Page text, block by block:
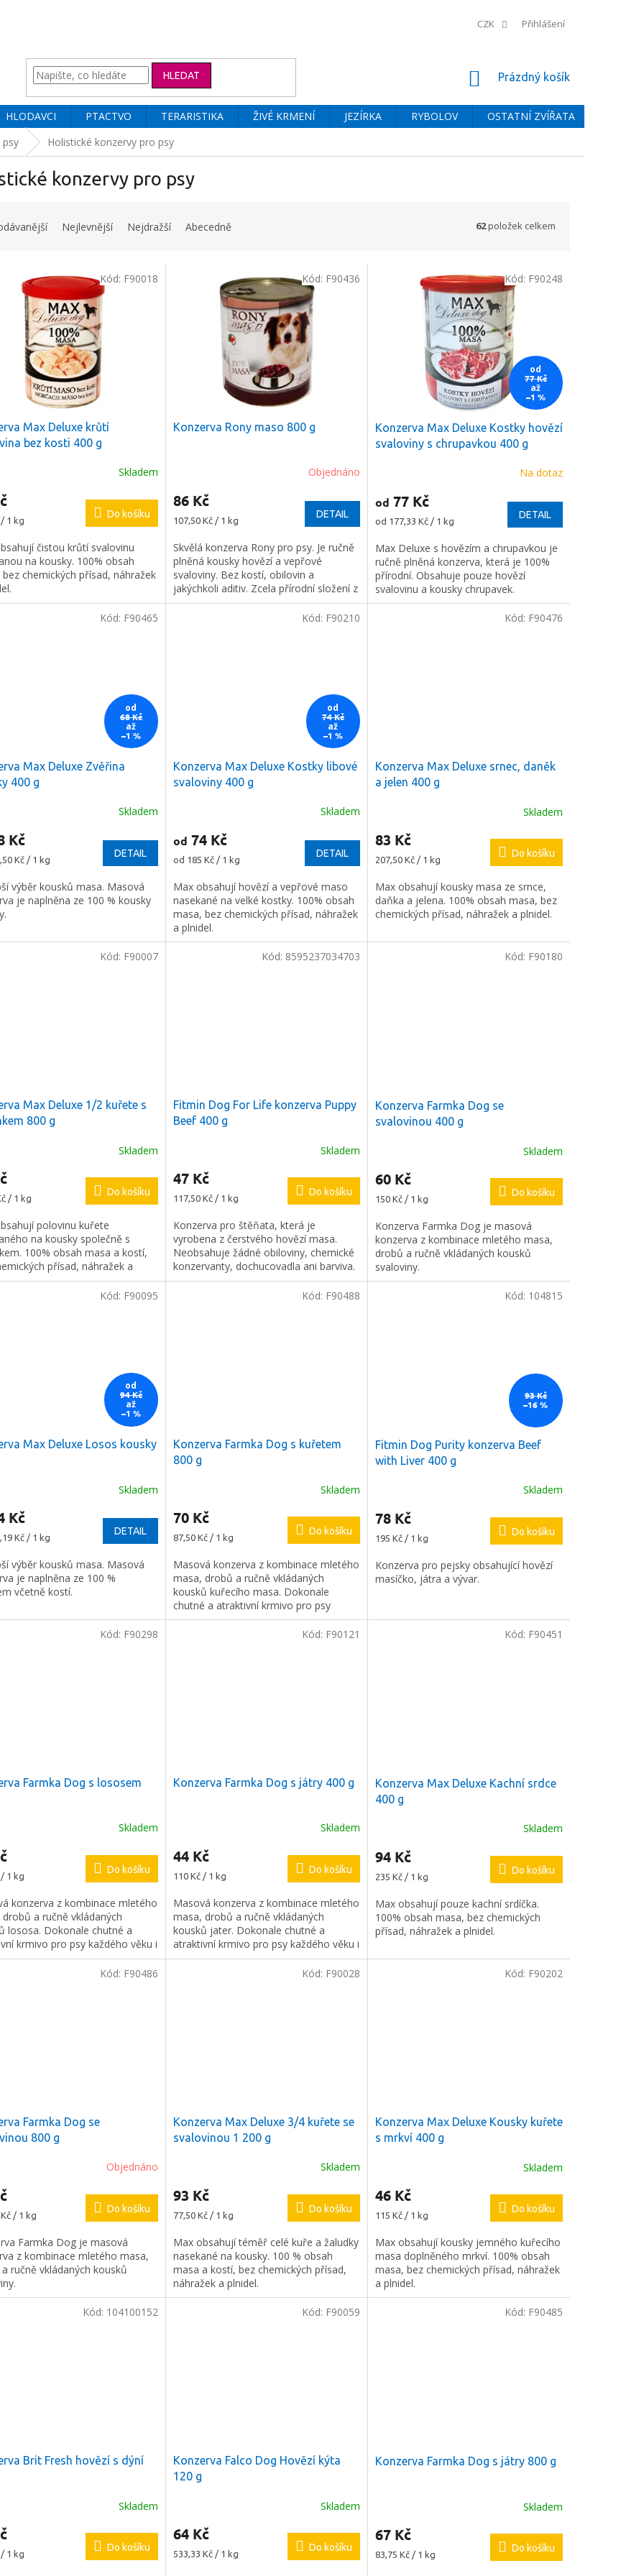
CZK Přihlášení
HLEDAT
NÁKUPNÍ
Prázdný košík
HLODAVCI PTACTVO TERARISTIKA ŽIVÉ KRMENÍ JEZÍRKA RYBOLOV OSTATNÍ ZVÍŘATA
psy Holistické konzervy pro psy
konzervy pro psy
Nejlevnější Nejdražší Abecedně 62položek celkem
Max Deluxe krůtí
bez kosti 400 g
Skladem
/ 1 kg
Do košíku
čistou krůtí svalovinu
na kousky. 100% obsah
chemických přísad, náhražek
Kód: F90018
Konzerva Rony maso 800 g
Objednáno
86 Kč
Měrná
107,50 Kč / 1 kg
DETAIL
Skvělá konzerva Rony pro psy. Je ručně
plněná kousky hovězí a vepřové
svaloviny. Bez kostí, obilovin a
jakýchkoli aditiv. Zcela přírodní složení z
prvotřídního masa a jeho vývaru.
Kód: F90436
od
77 Kč
až
–1 %
Konzerva Max Deluxe Kostky hovězí
svaloviny s chrupavkou 400 g
Na dotaz
od 77 Kč
Měrná
od 177,33 Kč / 1 kg
DETAIL
Max Deluxe s hovězím a chrupavkou je
ručně plněná konzerva, která je 100%
přírodní. Obsahuje pouze hovězí
svalovinu a kousky chrupavek.
Kód: F90248
od
68 Kč
až
–1 %
Max Deluxe Zvěřina
400 g
Skladem
Kč
Kč / 1 kg
DETAIL
výběr kousků masa. Masová
je naplněna ze 100 % kousky
Kód: F90465
od
74 Kč
až
–1 %
Konzerva Max Deluxe Kostky libové
svaloviny 400 g
Skladem
od 74 Kč
Měrná
od 185 Kč / 1 kg
DETAIL
Max obsahují hovězí a vepřové maso
nasekané na velké kostky. 100% obsah
masa, bez chemických přísad, náhražek
a plnidel.
Kód: F90210
Konzerva Max Deluxe srnec, daněk
a jelen 400 g
Skladem
83 Kč
Měrná
207,50 Kč / 1 kg
Do košíku
Max obsahují kousky masa ze srnce,
daňka a jelena. 100% obsah masa, bez
chemických přísad, náhražek a plnidel.
Kód: F90476
Max Deluxe 1/2 kuřete s
800 g
Skladem
/ 1 kg
Do košíku
polovinu kuřete
na kousky společně s
100% obsah masa a kostí,
přísad, náhražek a
Kód: F90007
Fitmin Dog For Life konzerva Puppy
Beef 400 g
Skladem
47 Kč
Měrná
117,50 Kč / 1 kg
Do košíku
Konzerva pro štěňata, která je
vyrobena z čerstvého hovězí masa.
Neobsahuje žádné obiloviny, chemické
konzervanty, dochucovadla ani barviva.
Kód: 8595237034703
Konzerva Farmka Dog se
svalovinou 400 g
Skladem
60 Kč
Měrná
150 Kč / 1 kg
Do košíku
Konzerva Farmka Dog je masová
konzerva z kombinace mletého masa,
drobů a ručně vkládaných kousků
svaloviny.
Kód: F90180
od
94 Kč
až
–1 %
Max Deluxe Losos kousky
Skladem
Kč
Kč / 1 kg
DETAIL
výběr kousků masa. Masová
je naplněna ze 100 %
včetně kostí.
Kód: F90095
Konzerva Farmka Dog s kuřetem
800 g
Skladem
70 Kč
Měrná
87,50 Kč / 1 kg
Do košíku
Masová konzerva z kombinace mletého
masa, drobů a ručně vkládaných
kousků kuřecího masa. Dokonale
chutné a atraktivní krmivo pro psy
každého věku i velikosti.
Kód: F90488
93 Kč
–16 %
Fitmin Dog Purity konzerva Beef
with Liver 400 g
Skladem
78 Kč
Měrná
195 Kč / 1 kg
Do košíku
Konzerva pro pejsky obsahující hovězí
masíčko, játra a vývar.
Kód: 104815
Farmka Dog s lososem
Skladem
/ 1 kg
Do košíku
konzerva z kombinace mletého
a ručně vkládaných
lososa. Dokonale chutné a
krmivo pro psy každého věku i
Kód: F90298
Konzerva Farmka Dog s játry 400 g
Skladem
44 Kč
Měrná
110 Kč / 1 kg
Do košíku
Masová konzerva z kombinace mletého
masa, drobů a ručně vkládaných
kousků jater. Dokonale chutné a
atraktivní krmivo pro psy každého věku i
velikosti.
Kód: F90121
Konzerva Max Deluxe Kachní srdce
400 g
Skladem
94 Kč
Měrná
235 Kč / 1 kg
Do košíku
Max obsahují pouze kachní srdíčka.
100% obsah masa, bez chemických
přísad, náhražek a plnidel.
Kód: F90451
Farmka Dog se
800 g
Objednáno
/ 1 kg
Do košíku
Farmka Dog je masová
z kombinace mletého masa,
ručně vkládaných kousků
Kód: F90486
Konzerva Max Deluxe 3/4 kuřete se
svalovinou 1 200 g
produktu
je
5,0
z
5
hvězdiček.
Skladem
93 Kč
Měrná
77,50 Kč / 1 kg
Do košíku
Max obsahují téměř celé kuře a žaludky
nasekané na kousky. 100 % obsah
masa a kostí, bez chemických přísad,
náhražek a plnidel.
Kód: F90028
Konzerva Max Deluxe Kousky kuřete
s mrkví 400 g
Skladem
46 Kč
Měrná
115 Kč / 1 kg
Do košíku
Max obsahují kousky jemného kuřecího
masa doplněného mrkví. 100% obsah
masa, bez chemických přísad, náhražek
a plnidel.
Kód: F90202
Brit Fresh hovězí s dýní
Skladem
/ 1 kg
Do košíku
Kód: 104100152
Konzerva Falco Dog Hovězí kýta
120 g
Skladem
64 Kč
Měrná
533,33 Kč / 1 kg
Do košíku
Kód: F90059
Konzerva Farmka Dog s játry 800 g
Skladem
67 Kč
Měrná
83,75 Kč / 1 kg
Do košíku
Kód: F90485
nákup